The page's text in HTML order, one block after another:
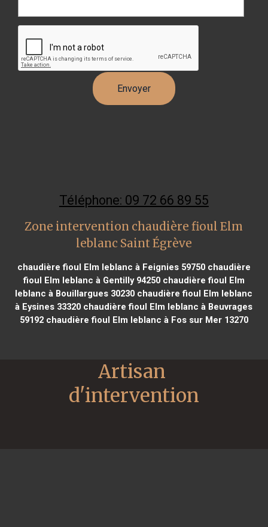
Téléphone: 09 72 66 89 55
Zone intervention chaudière fioul Elm
leblanc Saint Égrève
chaudière fioul Elm leblanc à Feignies 59750chaudière
fioul Elm leblanc à Gentilly 94250chaudière fioul Elm
leblanc à Bouillargues 30230 chaudière fioul Elm leblanc
à Eysines 33320 chaudière fioul Elm leblanc à Beuvrages
59192chaudière fioul Elm leblanc à Fos sur Mer 13270
Artisan
d'intervention